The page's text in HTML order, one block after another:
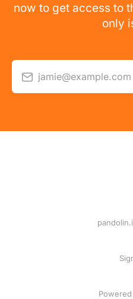
now to get access to
only
jamie@example.com